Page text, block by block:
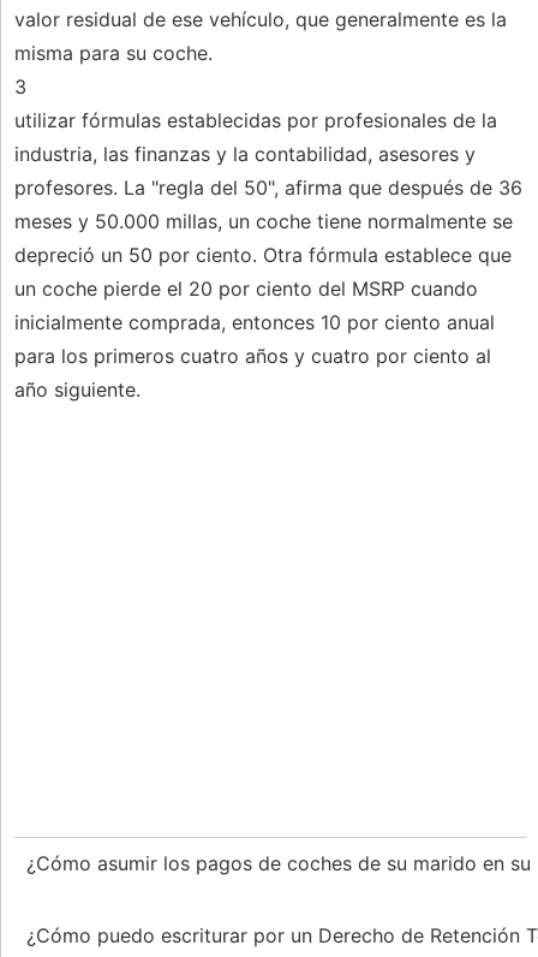
valor residual de ese vehículo, que generalmente es la
misma para su coche.
3
utilizar fórmulas establecidas por profesionales de la
industria, las finanzas y la contabilidad, asesores y
profesores. La "regla del 50", afirma que después de 36
meses y 50.000 millas, un coche tiene normalmente se
depreció un 50 por ciento. Otra fórmula establece que
un coche pierde el 20 por ciento del MSRP cuando
inicialmente comprada, entonces 10 por ciento anual
para los primeros cuatro años y cuatro por ciento al
año siguiente.
¿Cómo asumir los pagos de coches de su marido en
¿Cómo puedo escriturar por un Derecho de Retención